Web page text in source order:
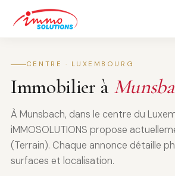
CENTRE · LUXEMBOURG
Immobilier à
À Munsbach, dans le centre du
iMMOSOLUTIONS propose
(Terrain). Chaque annonce détaille
surfaces et localisation.